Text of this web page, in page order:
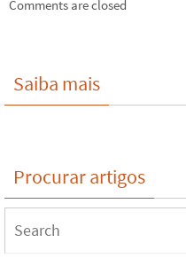
Comments are closed
Saiba mais
Procurar artigos